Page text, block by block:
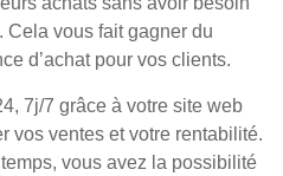
Cela vous fait gagner du
d’achat pour vos clients.
7j/7 grâce à votre site web
vos ventes et votre rentabilité.
vous avez la possibilité